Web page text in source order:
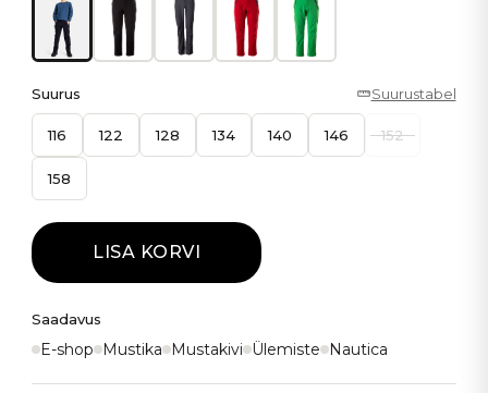
Suurus Suurustabel
116 122 128 134 140 146 152
158
LISA KORVI
Saadavus
E-shop Mustika Mustakivi Ülemiste Nautica